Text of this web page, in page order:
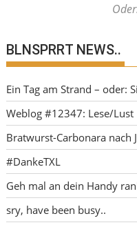
Oder.
BLNSPRRT NEWS..
Ein Tag am Strand – oder:
Weblog #12347: Lese/Lust
Bratwurst-Carbonara nach
#DankeTXL
Geh mal an dein Handy
sry, have been busy..